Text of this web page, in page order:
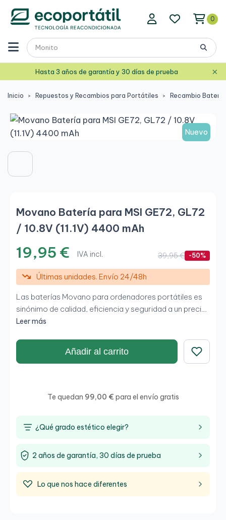
0
Hasta 3 años de garantía y 30 días de prueba ×
Inicio Repuestos y Recambios para Portátiles Recambio
Nuevo
Movano Batería para MSI GE72, GL72
/ 10.8V (11.1V) 4400 mAh
19,95 € IVA incl. 39,95 € -50%
Últimas unidades. Envío 24/48h
Las baterías Movano para ordenadores portátiles es
sinónimo de calidad, eficiencia y seguridad a un precio
imbatible.
producción se realizada hasta en 6 niveles, para que
producto duradero y fiable de clase
compatibles:0NYFJH, 0WMRC, GW0K9,
7740,
Leer más
Añadir al carrito
Te quedan 99,00 € para el envío gratis
¿Qué grado estético elegir?
2 años de garantía, 30 días de prueba
Lo que nos hace diferentes